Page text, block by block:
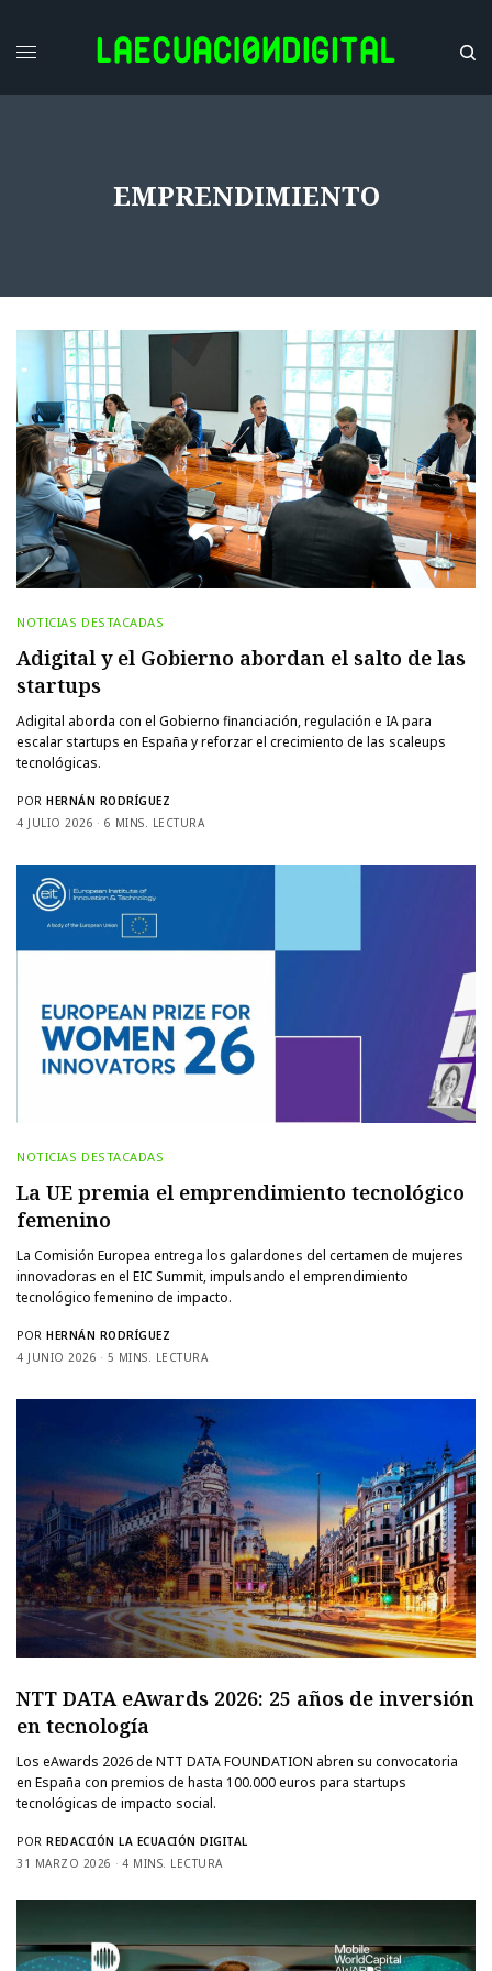
EMPRENDIMIENTO
NOTICIAS DESTACADAS
Adigital y el Gobierno abordan el salto de las
startups
Adigital aborda con el Gobierno financiación, regulación e IA para
escalar startups en España y reforzar el crecimiento de las scaleups
tecnológicas.
POR HERNÁN RODRÍGUEZ
4 JULIO 2026
6 MINS. LECTURA
NOTICIAS DESTACADAS
La UE premia el emprendimiento tecnológico
femenino
La Comisión Europea entrega los galardones del certamen de mujeres
innovadoras en el EIC Summit, impulsando el emprendimiento
tecnológico femenino de impacto.
POR HERNÁN RODRÍGUEZ
4 JUNIO 2026
5 MINS. LECTURA
NTT DATA eAwards 2026: 25 años de inversión
en tecnología
Los eAwards 2026 de NTT DATA FOUNDATION abren su convocatoria
en España con premios de hasta 100.000 euros para startups
tecnológicas de impacto social.
POR REDACCIÓN LA ECUACIÓN DIGITAL
31 MARZO 2026
4 MINS. LECTURA